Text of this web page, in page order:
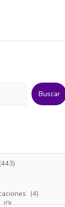
Buscar